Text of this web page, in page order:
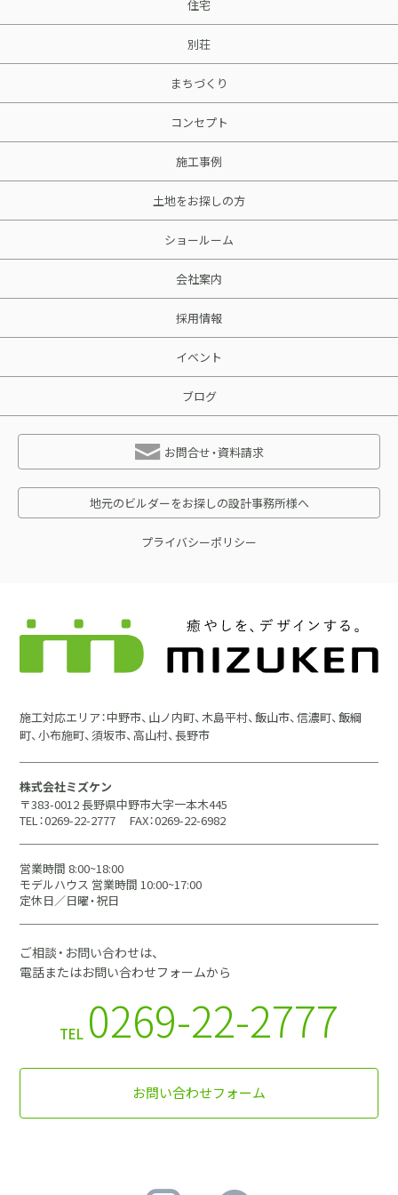
住宅
別荘
まちづくり
コンセプト
施工事例
土地をお探しの方
ショールーム
会社案内
採用情報
イベント
ブログ
お問合せ・資料請求
地元のビルダーをお探しの設計事務所様へ
プライバシーポリシー
施工対応エリア：中野市、山ノ内町、木島平村、飯山市、信濃町、飯綱
町、小布施町、須坂市、高山村、長野市
株式会社ミズケン
〒383-0012 長野県中野市大字一本木445
TEL：0269-22-2777
FAX：0269-22-6982
営業時間 8:00~18:00
モデルハウス 営業時間 10:00~17:00
定休日／日曜・祝日
ご相談・お問い合わせは、
電話またはお問い合わせフォームから
TEL 0269-22-2777
お問い合わせフォーム